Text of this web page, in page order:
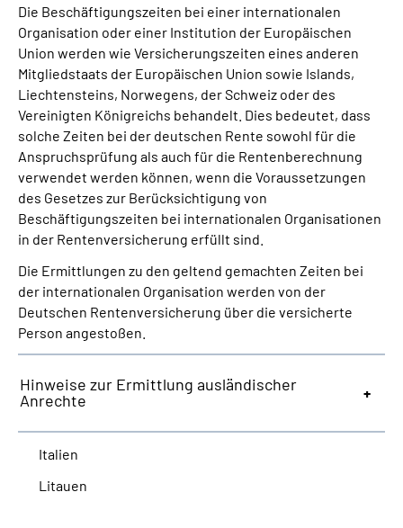
Die Beschäftigungszeiten bei einer internationalen
Organisation oder einer Institution der Europäischen
Union werden wie Versicherungszeiten eines anderen
Mitgliedstaats der Europäischen Union sowie Islands,
Liechtensteins, Norwegens, der Schweiz oder des
Vereinigten Königreichs behandelt. Dies bedeutet, dass
solche Zeiten bei der deutschen Rente sowohl für die
Anspruchsprüfung als auch für die Rentenberechnung
verwendet werden können, wenn die Voraussetzungen
des Gesetzes zur Berücksichtigung von
Beschäftigungszeiten bei internationalen Organisationen
in der Rentenversicherung erfüllt sind.
Die Ermittlungen zu den geltend gemachten Zeiten bei
der internationalen Organisation werden von der
Deutschen Rentenversicherung über die versicherte
Person angestoßen.
Hinweise zur Ermittlung ausländischer
Anrechte
Italien
Litauen